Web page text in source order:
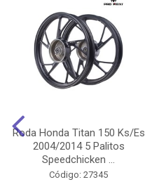
Roda Honda Titan 150 Ks/Es
2004/2014 5 Palitos
Speedchicken ...
Código: 27345